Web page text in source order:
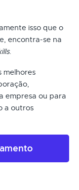
isso que o
encontra-se na
.
melhores
empresa ou para
a outros